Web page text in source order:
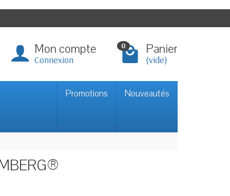
Mon compte
Connexion
0 Panier
(vide)
Promotions Nouveautés